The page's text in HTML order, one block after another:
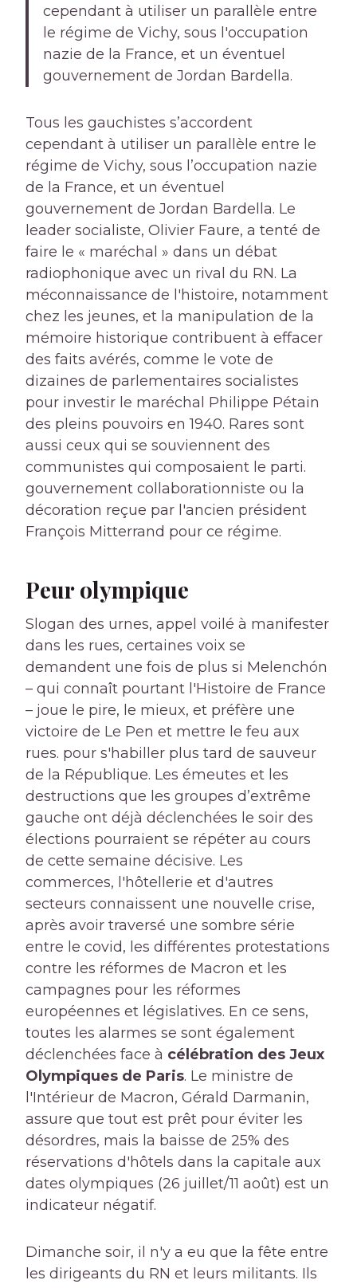
cependant à utiliser un parallèle entre
le régime de Vichy, sous l'occupation
nazie de la France, et un éventuel
gouvernement de Jordan Bardella.
Tous les gauchistes s’accordent
cependant à utiliser un parallèle entre le
régime de Vichy, sous l’occupation nazie
de la France, et un éventuel
gouvernement de Jordan Bardella. Le
leader socialiste, Olivier Faure, a tenté de
faire le « maréchal » dans un débat
radiophonique avec un rival du RN. La
méconnaissance de l'histoire, notamment
chez les jeunes, et la manipulation de la
mémoire historique contribuent à effacer
des faits avérés, comme le vote de
dizaines de parlementaires socialistes
pour investir le maréchal Philippe Pétain
des pleins pouvoirs en 1940. Rares sont
aussi ceux qui se souviennent des
communistes qui composaient le parti.
gouvernement collaborationniste ou la
décoration reçue par l'ancien président
François Mitterrand pour ce régime.
Peur olympique
Slogan des urnes, appel voilé à manifester
dans les rues, certaines voix se
demandent une fois de plus si Melenchón
– qui connaît pourtant l'Histoire de France
– joue le pire, le mieux, et préfère une
victoire de Le Pen et mettre le feu aux
rues. pour s'habiller plus tard de sauveur
de la République. Les émeutes et les
destructions que les groupes d’extrême
gauche ont déjà déclenchées le soir des
élections pourraient se répéter au cours
de cette semaine décisive. Les
commerces, l'hôtellerie et d'autres
secteurs connaissent une nouvelle crise,
après avoir traversé une sombre série
entre le covid, les différentes protestations
contre les réformes de Macron et les
campagnes pour les réformes
européennes et législatives. En ce sens,
toutes les alarmes se sont également
déclenchées face à célébration des Jeux
Olympiques de Paris. Le ministre de
l'Intérieur de Macron, Gérald Darmanin,
assure que tout est prêt pour éviter les
désordres, mais la baisse de 25% des
réservations d'hôtels dans la capitale aux
dates olympiques (26 juillet/11 août) est un
indicateur négatif.
Dimanche soir, il n'y a eu que la fête entre
les dirigeants du RN et leurs militants. Ils